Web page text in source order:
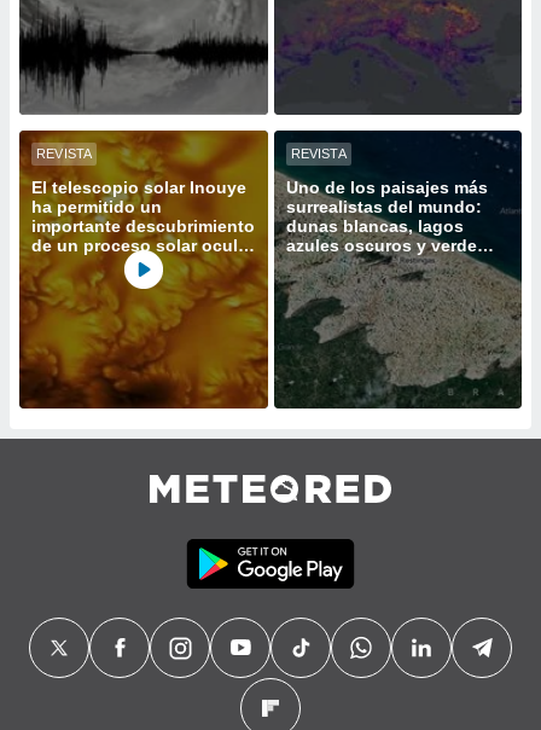
en
perfil
y
en
más
nuestra
y
cookies
REVISTA
El telescopio solar Inouye
ha permitido un
importante descubrimiento
de un proceso solar oculto
hasta ahora
REVISTA
Uno de los paisajes más
surrealistas del mundo:
dunas blancas, lagos
azules oscuros y verde
vegetación